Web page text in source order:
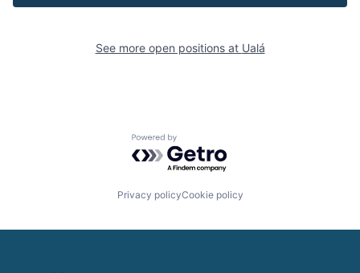
See more open positions at Ualá
Powered by Getro.com
Privacy policyCookie policy